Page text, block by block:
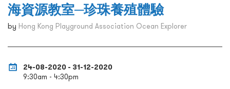
海資源教室─珍珠養殖體驗
by Hong Kong Playground Association Ocean Explorer
24-08-2020 - 31-12-2020
9:30am - 4:30pm